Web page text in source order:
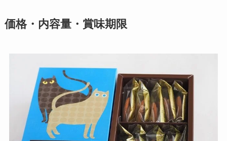
価格・内容量・賞味期限